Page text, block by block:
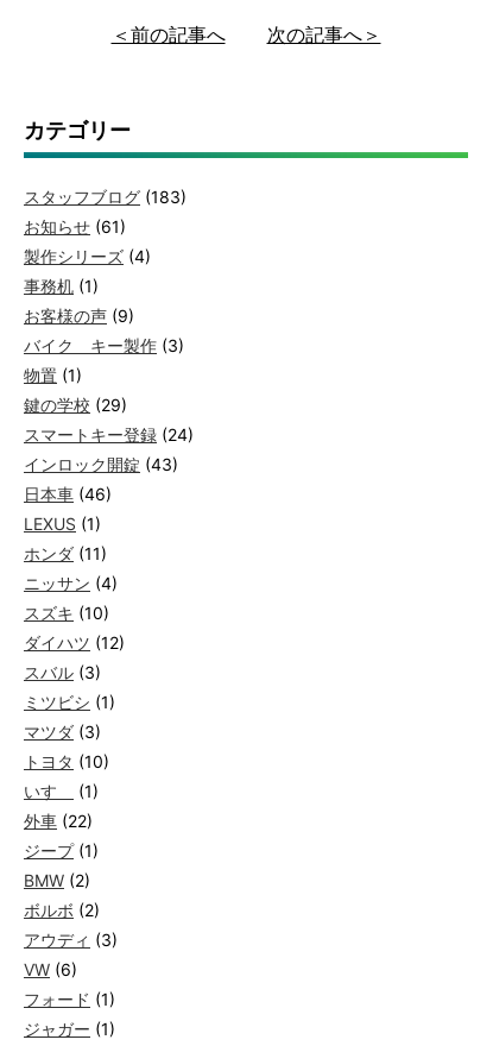
＜前の記事へ 次の記事へ＞
カテゴリー
スタッフブログ (183)
お知らせ (61)
製作シリーズ (4)
事務机 (1)
お客様の声 (9)
バイク キー製作 (3)
物置 (1)
鍵の学校 (29)
スマートキー登録 (24)
インロック開錠 (43)
日本車 (46)
LEXUS (1)
ホンダ (11)
ニッサン (4)
スズキ (10)
ダイハツ (12)
スバル (3)
ミツビシ (1)
マツダ (3)
トヨタ (10)
いすゞ
(1)
外車 (22)
ジープ(1)
BMW (2)
ボルボ (2)
アウディ (3)
VW (6)
フォード (1)
ジャガー (1)